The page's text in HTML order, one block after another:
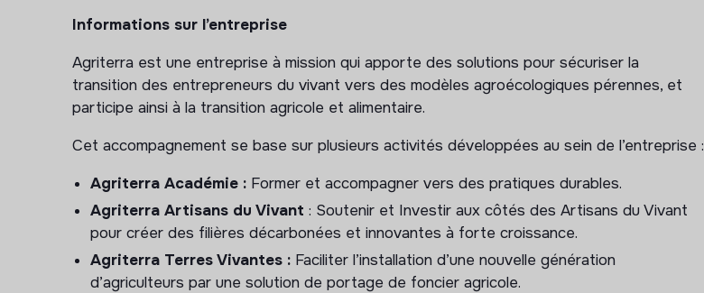
Informations sur l’entreprise
Agriterra est une entreprise à mission qui apporte des solutions pour sécuriser la
transition des entrepreneurs du vivant vers des modèles agroécologiques pérennes, et
participe ainsi à la transition agricole et alimentaire.
Cet accompagnement se base sur plusieurs activités développées au sein de l’entreprise :
Agriterra Académie : Former et accompagner vers des pratiques durables.
Agriterra Artisans du Vivant : Soutenir et Investir aux côtés des Artisans du Vivant
pour créer des filières décarbonées et innovantes à forte croissance.
Agriterra Terres Vivantes : Faciliter l’installation d’une nouvelle génération
d’agriculteurs par une solution de portage de foncier agricole.